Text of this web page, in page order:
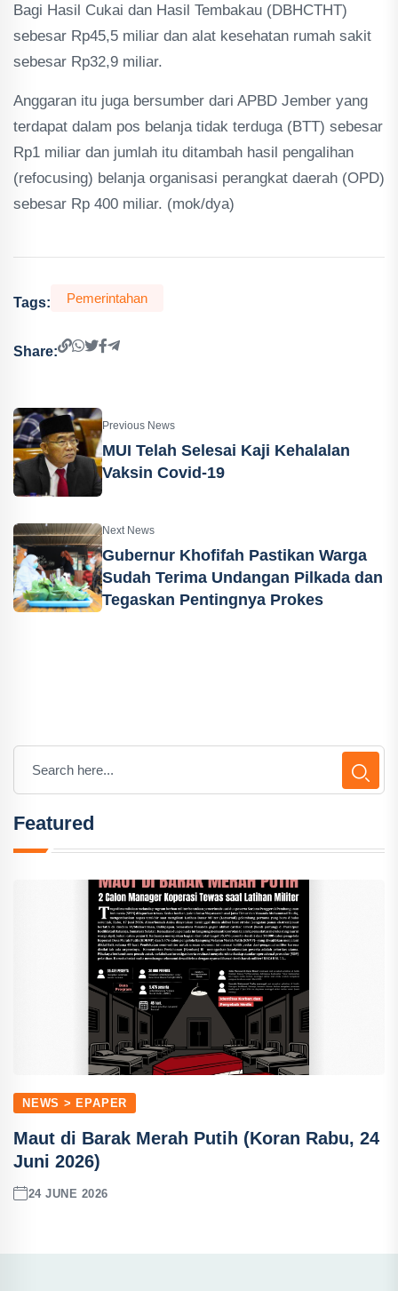
Bagi Hasil Cukai dan Hasil Tembakau (DBHCTHT)
sebesar Rp45,5 miliar dan alat kesehatan rumah sakit
sebesar Rp32,9 miliar.
Anggaran itu juga bersumber dari APBD Jember yang
terdapat dalam pos belanja tidak terduga (BTT) sebesar
Rp1 miliar dan jumlah itu ditambah hasil pengalihan
(refocusing) belanja organisasi perangkat daerah (OPD)
sebesar Rp 400 miliar. (mok/dya)
Tags: Pemerintahan
Share:
Previous News
MUI Telah Selesai Kaji Kehalalan
Vaksin Covid-19
Next News
Gubernur Khofifah Pastikan Warga
Sudah Terima Undangan Pilkada dan
Tegaskan Pentingnya Prokes
Featured
NEWS > EPAPER
Maut di Barak Merah Putih (Koran Rabu, 24
Juni 2026)
24 JUNE 2026